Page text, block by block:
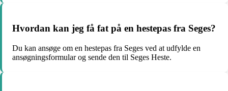
Hvordan kan jeg få fat på en hestepas fra Seges?
Du kan ansøge om en hestepas fra Seges ved at udfylde en
ansøgningsformular og sende den til Seges Heste.